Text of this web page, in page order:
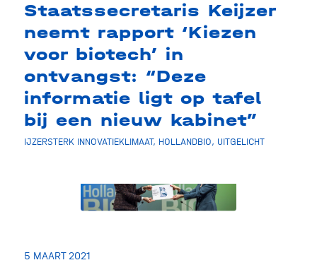
Staatssecretaris Keijzer
neemt rapport ‘Kiezen
voor biotech’ in
ontvangst: “Deze
informatie ligt op tafel
bij een nieuw kabinet”
IJZERSTERK INNOVATIEKLIMAAT, HOLLANDBIO, UITGELICHT
5 MAART 2021